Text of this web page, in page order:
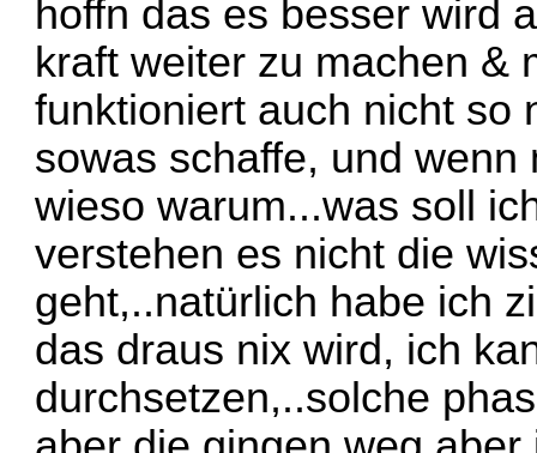
hoffn das es besser wird
kraft weiter zu machen &
funktioniert auch nicht so
sowas schaffe, und
wieso warum...was soll
verstehen es nicht die
geht,..natürlich habe ich
das draus nix wird, ich
durchsetzen,..solche